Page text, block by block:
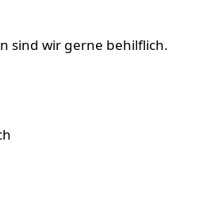
sind wir gerne behilflich.